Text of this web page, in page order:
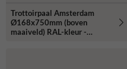
Trottoirpaal Amsterdam
Ø168x750mm (boven
maaiveld) RAL-kleur -